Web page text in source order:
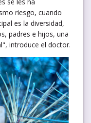
riesgo, cuando
es la diversidad,
padres e hijos, una
introduce el doctor.